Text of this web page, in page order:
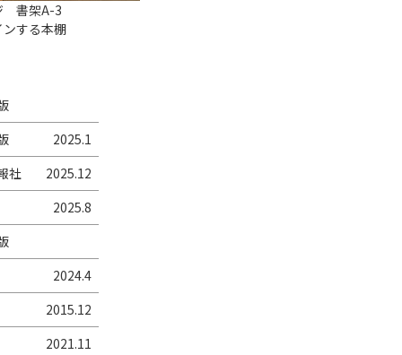
書架A-3
する本棚
2025.1
社
2025.12
2025.8
2024.4
2015.12
2021.11